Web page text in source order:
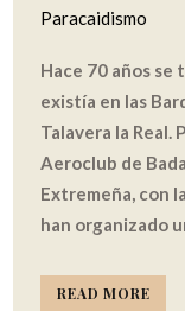
Paracaidismo
Hace 70 años
existía en las
Talavera la Real.
Aeroclub de
Extremeña, con
han organizado
READ MORE